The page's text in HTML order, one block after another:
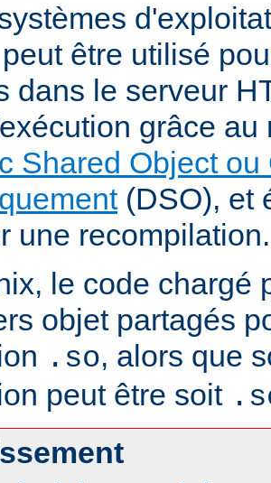
être utilisé
dans le serveur
grâce au
Shared Object
(DSO), et
une recompilation.
le code chargé
objet partagés
.so, alors que
peut être soit